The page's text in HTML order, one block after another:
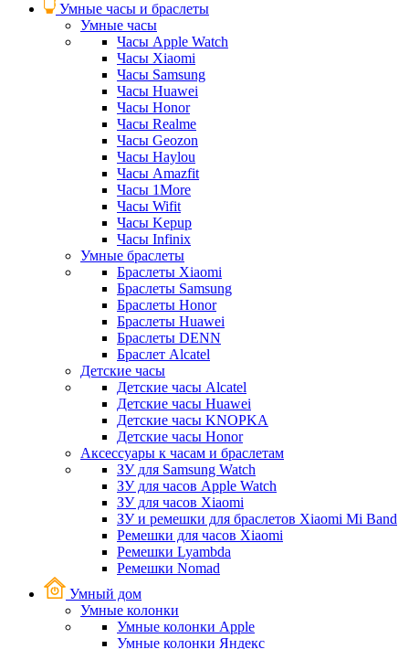
Умные часы и браслеты
Умные часы
Часы Apple Watch
Часы Xiaomi
Часы Samsung
Часы Huawei
Часы Honor
Часы Realme
Часы Geozon
Часы Haylou
Часы Amazfit
Часы 1More
Часы Wifit
Часы Kepup
Часы Infinix
Умные браслеты
Браслеты Xiaomi
Браслеты Samsung
Браслеты Honor
Браслеты Huawei
Браслеты DENN
Браслет Alcatel
Детские часы
Детские часы Alcatel
Детские часы Huawei
Детские часы KNOPKA
Детские часы Honor
Аксессуары к часам и браслетам
ЗУ для Samsung Watch
ЗУ для часов Apple Watch
ЗУ для часов Xiaomi
ЗУ и ремешки для браслетов Xiaomi Mi Band
Ремешки для часов Xiaomi
Ремешки Lyambda
Ремешки Nomad
Умный дом
Умные колонки
Умные колонки Apple
Умные колонки Яндекс